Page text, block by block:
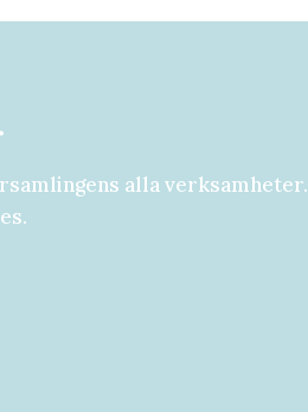
alla verksamheter.